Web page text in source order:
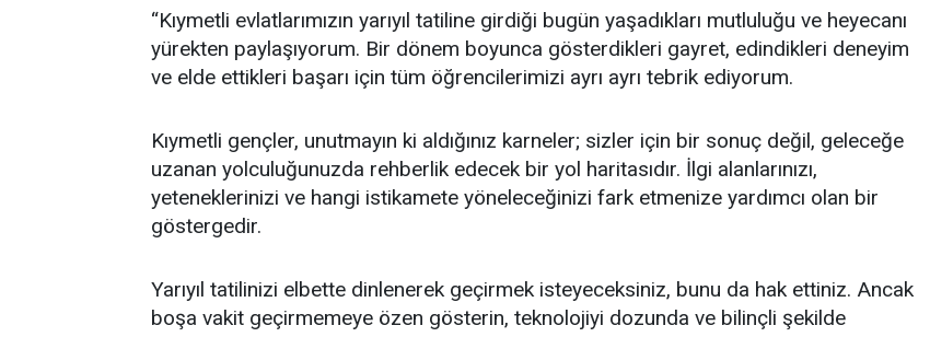
“Kıymetli evlatlarımızın yarıyıl tatiline girdiği bugün yaşadıkları mutluluğu ve heyecanı
yürekten paylaşıyorum. Bir dönem boyunca gösterdikleri gayret, edindikleri deneyim
ve elde ettikleri başarı için tüm öğrencilerimizi ayrı ayrı tebrik ediyorum.
Kıymetli gençler, unutmayın ki aldığınız karneler; sizler için bir sonuç değil, geleceğe
uzanan yolculuğunuzda rehberlik edecek bir yol haritasıdır. İlgi alanlarınızı,
yeteneklerinizi ve hangi istikamete yöneleceğinizi fark etmenize yardımcı olan bir
göstergedir.
Yarıyıl tatilinizi elbette dinlenerek geçirmek isteyeceksiniz, bunu da hak ettiniz. Ancak
boşa vakit geçirmemeye özen gösterin, teknolojiyi dozunda ve bilinçli şekilde